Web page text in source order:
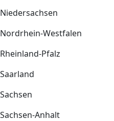
Niedersachsen
Nordrhein-Westfalen
Rheinland-Pfalz
Saarland
Sachsen
Sachsen-Anhalt